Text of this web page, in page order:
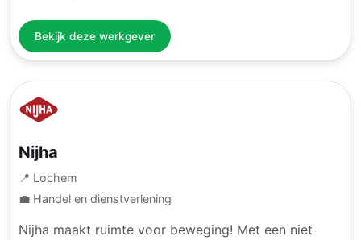
Bekijk deze werkgever
Nijha
📍 Lochem
💼 Handel en dienstverlening
Nijha maakt ruimte voor beweging! Met een niet